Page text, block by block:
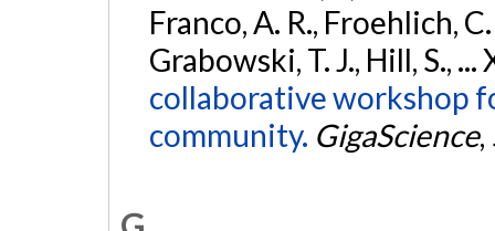
Franco, A. R., Froehlich, C.
Grabowski, T. J., Hill, S.,
collaborative workshop
community. GigaScience,